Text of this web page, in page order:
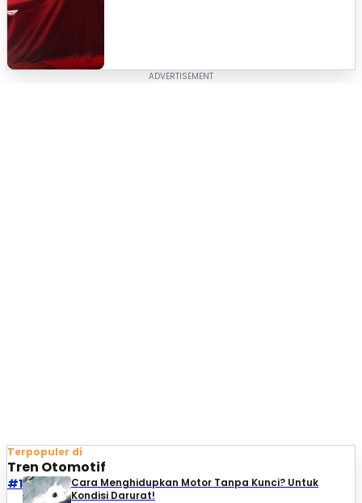
Terpopuler di
Tren Otomotif
#1
Cara Menghidupkan Motor Tanpa Kunci? Untuk
Kondisi Darurat!